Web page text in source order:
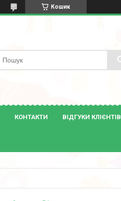
Кошик
КОНТАКТИ ВІДГУКИ КЛІЄНТІВ